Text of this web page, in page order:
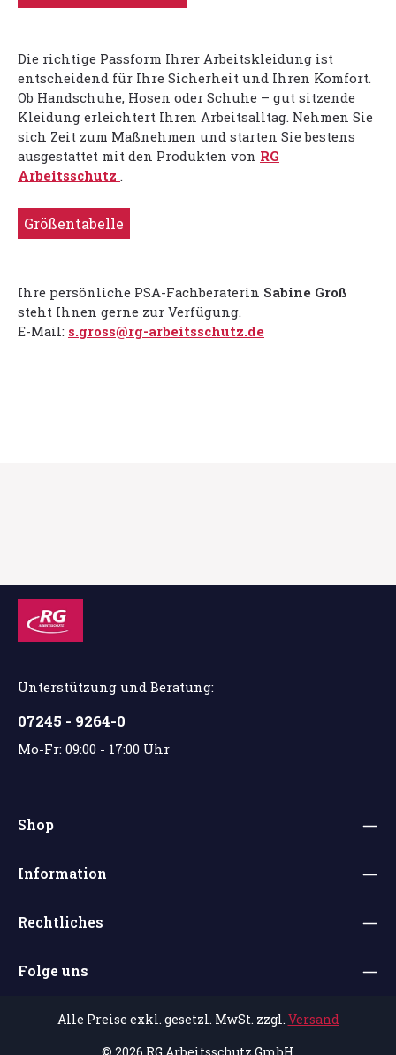
Die richtige Passform Ihrer Arbeitskleidung ist
entscheidend für Ihre Sicherheit und Ihren Komfort.
Ob Handschuhe, Hosen oder Schuhe – gut sitzende
Kleidung erleichtert Ihren Arbeitsalltag. Nehmen Sie
sich Zeit zum Maßnehmen und starten Sie bestens
ausgestattet mit den Produkten von RG
Arbeitsschutz .
Größentabelle
Ihre persönliche PSA-Fachberaterin Sabine Groß
steht Ihnen gerne zur Verfügung.
E-Mail: s.gross@rg-arbeitsschutz.de
Unterstützung und Beratung:
07245 - 9264-0
Mo-Fr: 09:00 - 17:00 Uhr
Shop
Information
Rechtliches
Folge uns
Alle Preise exkl. gesetzl. MwSt. zzgl. Versand